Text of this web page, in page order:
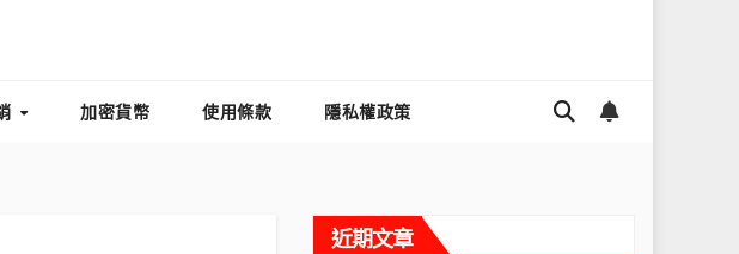
加密貨幣 使用條款 隱私權政策
近期文章